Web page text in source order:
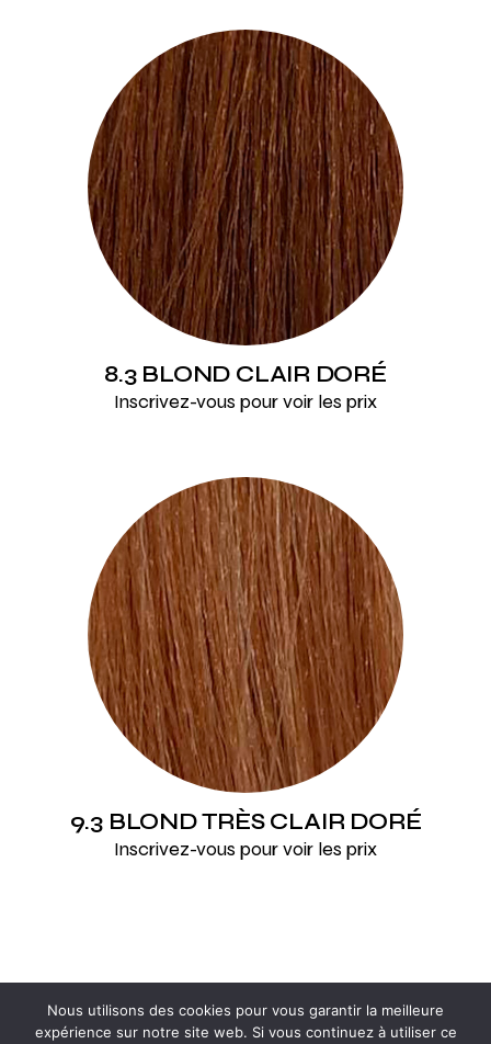
8.3 BLOND CLAIR DORÉ
Inscrivez-vous pour voir les prix
9.3 BLOND TRÈS CLAIR DORÉ
Inscrivez-vous pour voir les prix
Nous utilisons des cookies pour vous garantir la meilleure
expérience sur notre site web. Si vous continuez à utiliser ce